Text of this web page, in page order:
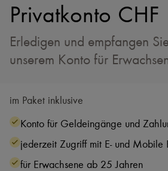
Privatkonto CHF
Erledigen und empfangen
unserem Konto für
im Paket inklusive
Konto für Geldeingänge und
jederzeit Zugriff mit E- und Mobile
für Erwachsene ab 25 Jahren